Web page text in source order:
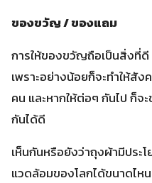
ของขวัญ / ของแถม
การให้ของขวัญถือเป็นสิ่งที่ดี
เพราะอย่างน้อยก็จะทำให้สั
คน และหากให้ต่อๆ กันไป ก็
กันได้ดี
เห็นกันหรือยังว่าถุงผ้ามีประ
แวดล้อมของโลกได้ขนาดไห